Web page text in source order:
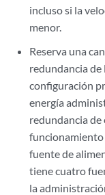
incluso si la
menor.
Reserva una
redundancia de
configuración
energía
redundancia de
fuente de
tiene cuatro
la